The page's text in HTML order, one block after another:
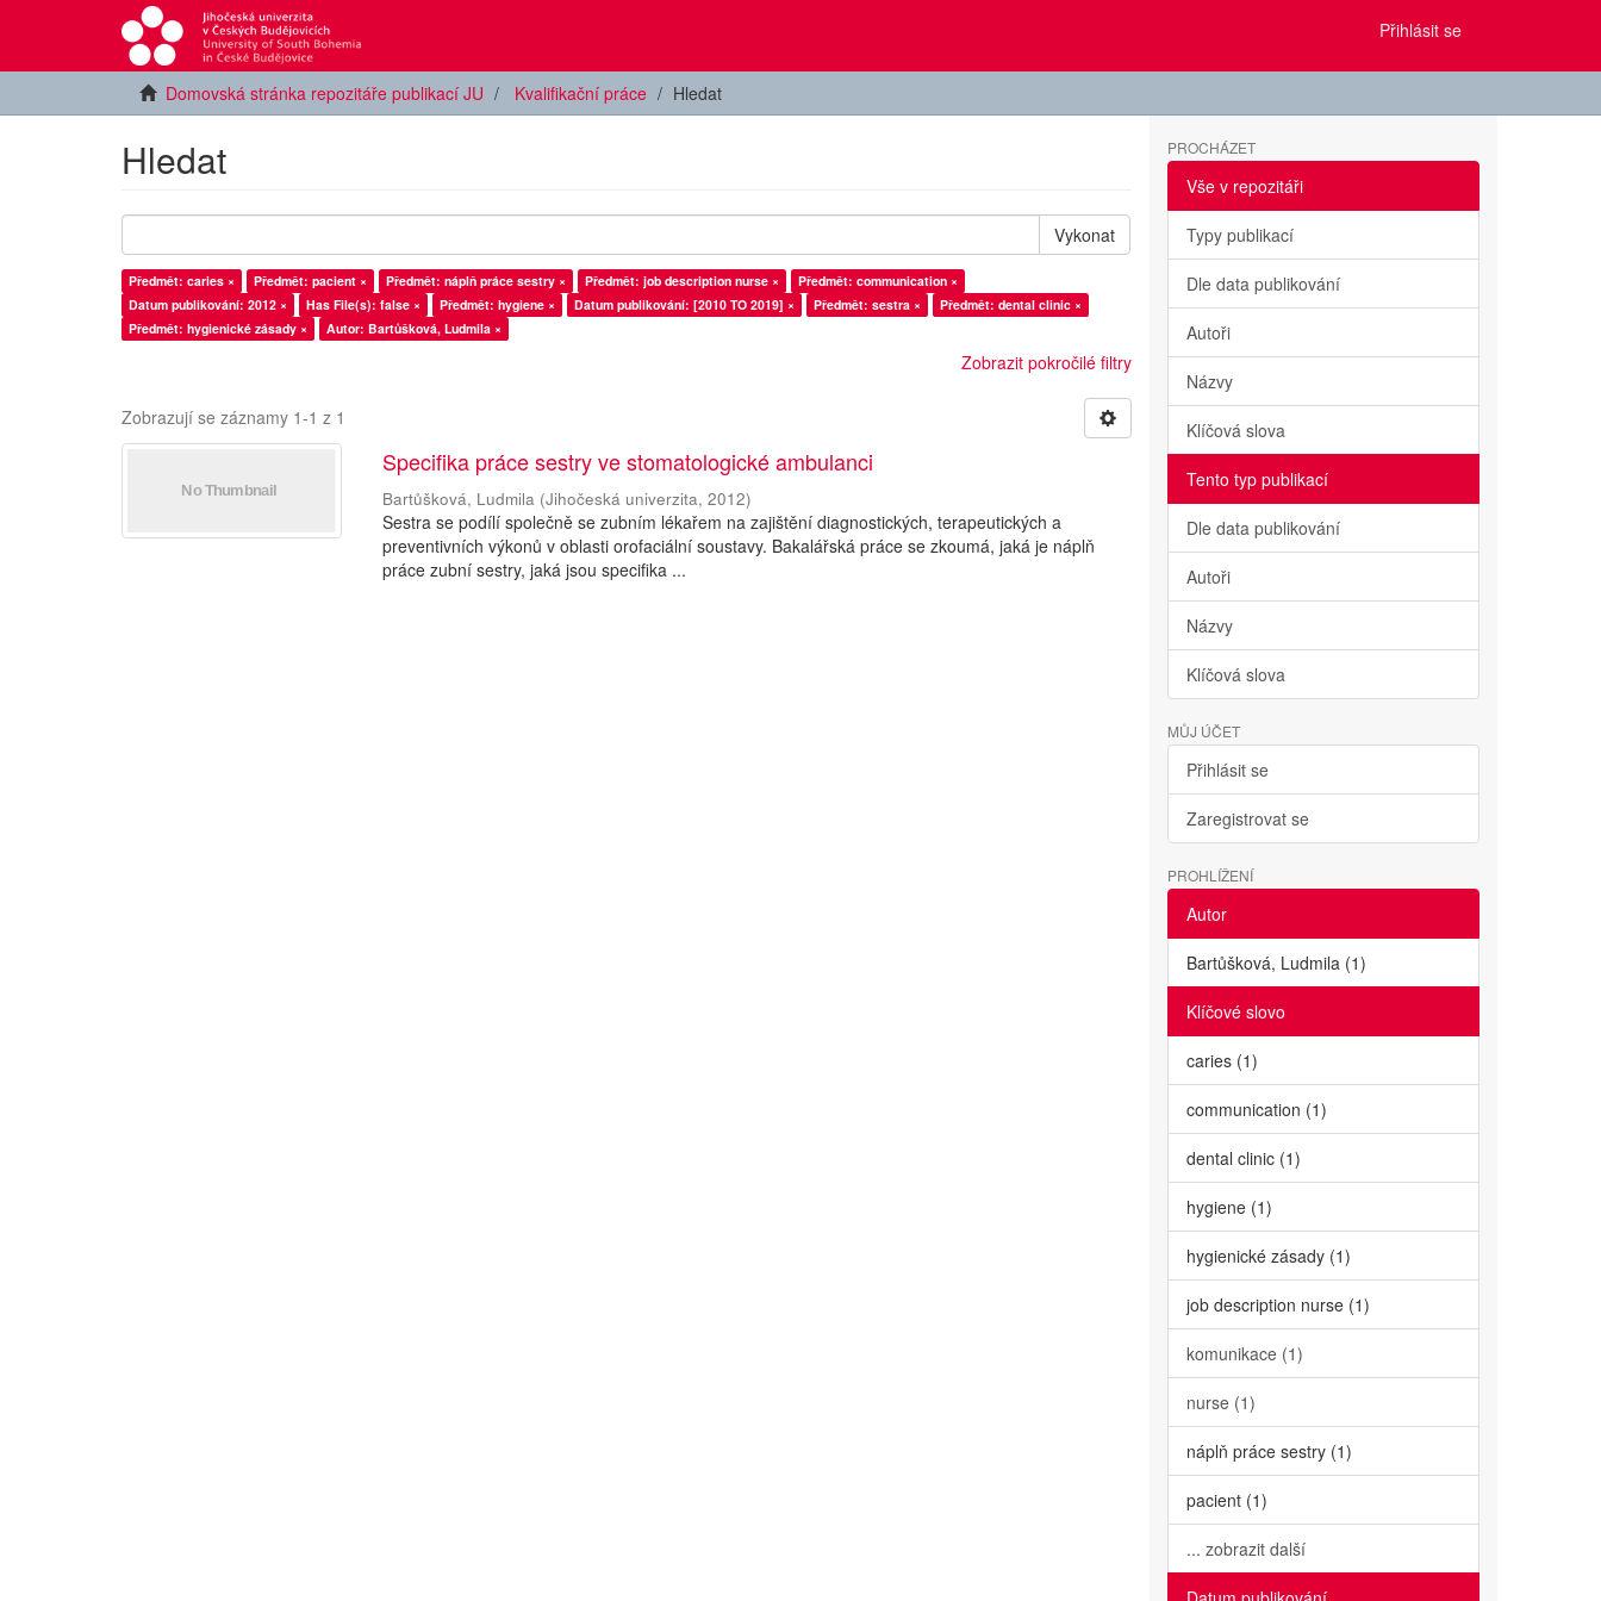
Přihlásit se
Domovská stránka repozitáře publikací JU Kvalifikační práce Hledat
Hledat
Vykonat
Předmět: caries × Předmět: pacient × Předmět: náplň práce sestry × Předmět: job description nurse ×
Předmět: communication ×
Datum publikování: 2012 ×
Has File(s): false × Předmět: hygiene × Datum publikování: [2010 TO 2019] × Předmět: sestra ×
Předmět: dental clinic ×
Předmět: hygienické zásady ×
Autor: Bartůšková, Ludmila ×
Zobrazit pokročilé filtry
Zobrazují se záznamy 1-1 z 1
Specifika práce sestry ve stomatologické ambulanci
Bartůšková, Ludmila (Jihočeská univerzita,2012)
Sestra se podílí společně se zubním lékařem na zajištění diagnostických, terapeutických a
preventivních výkonů v oblasti orofaciální soustavy. Bakalářská práce se zkoumá, jaká je náplň
práce zubní sestry, jaká jsou specifika ...
PROCHÁZET
Vše v repozitáři
Typy publikací
Dle data publikování
Autoři
Názvy
Klíčová slova
Tento typ publikací
Dle data publikování
Autoři
Názvy
Klíčová slova
MŮJ ÚČET
Přihlásit se
Zaregistrovat se
PROHLÍŽENÍ
Autor
Bartůšková, Ludmila (1)
Klíčové slovo
caries (1)
communication (1)
dental clinic (1)
hygiene (1)
hygienické zásady (1)
job description nurse (1)
komunikace (1)
nurse (1)
náplň práce sestry (1)
pacient (1)
... zobrazit další